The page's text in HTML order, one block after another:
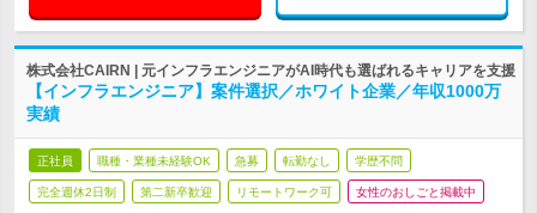
株式会社CAIRN | 元インフラエンジニアがAI時代も選ばれるキャリアを支援
【インフラエンジニア】案件選択／ホワイト企業／年収1000万
実績
正社員 職種・業種未経験OK 急募 転勤なし 学歴不問
完全週休2日制 第二新卒歓迎 リモートワーク可 女性のおしごと掲載中